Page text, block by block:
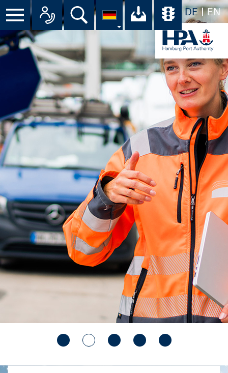
DE EN
Menü Alle Ansprechpartner im
Suche Ihr Download-